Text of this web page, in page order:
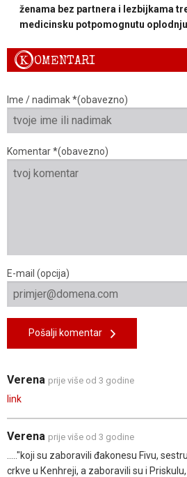
ženama bez partnera i lezbijkama
medicinsku potpomognutu
KOMENTARI
Ime / nadimak *(obavezno)
Komentar *(obavezno)
E-mail (opcija)
Pošalji komentar
Verena prije više od 3 godine
link
Verena prije više od 3 godine
....."koji su zaboravili đakonesu Fivu,
crkve u Кenhreji, a zaboravili su i